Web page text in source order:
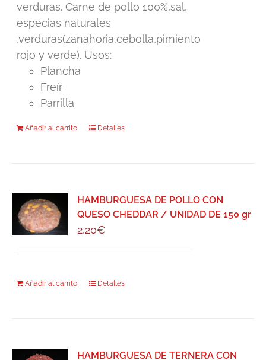
verduras. Carne de pollo 100%,sal,
especias naturales
,verduras(zanahoria,cebolla,pimiento
rojo y verde). Usos:
Plancha
Freír
Parrilla
Añadir al carrito Detalles
HAMBURGUESA DE POLLO CON
QUESO CHEDDAR / UNIDAD DE 150 gr
2,20€
Añadir al carrito Detalles
HAMBURGUESA DE TERNERA CON